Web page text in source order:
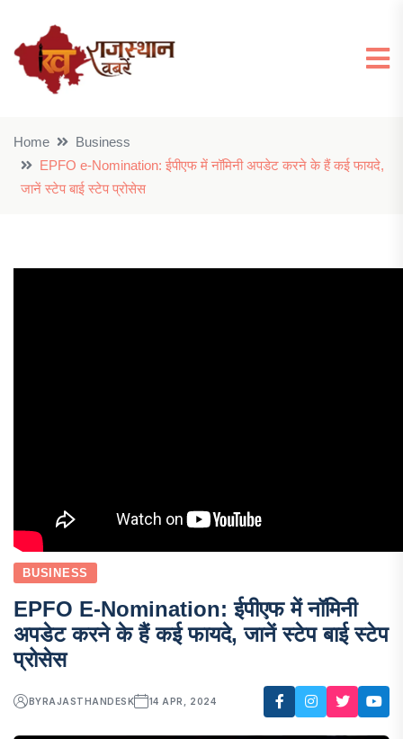
Home
Business
EPFO e-Nomination: ईपीएफ में नॉमिनी अपडेट करने के हैं कई फायदे,
जानें स्टेप बाई स्टेप प्रोसेस
BUSINESS
EPFO E-Nomination: ईपीएफ में नॉमिनी
अपडेट करने के हैं कई फायदे, जानें स्टेप बाई स्टेप
प्रोसेस
BY RAJASTHANDESK 14 APR, 2024